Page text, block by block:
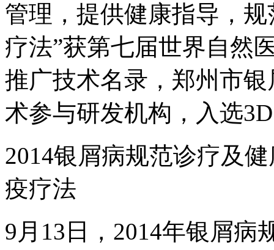
管理，提供健康指导，
疗法”获第七届世界自然
推广技术名录，郑州市
术参与研发机构，入选
2014银屑病规范诊疗及
疫疗法
9月13日，2014年银屑病